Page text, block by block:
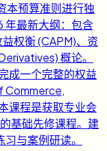
本预算准则进行独
年最新大纲：包含
权衡 (CAPM)、资
概论。
成一个完整的权益
Commerce,
课程是获取专业会
基础先修课程。建
与案例研读。